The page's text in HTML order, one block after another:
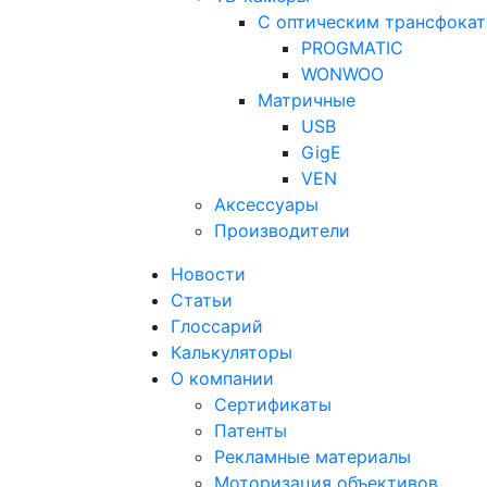
С оптическим
PROGMATIC
WONWOO
Матричные
USB
GigE
VEN
Аксессуары
Производители
Новости
Статьи
Глоссарий
Калькуляторы
О компании
Сертификаты
Патенты
Рекламные материалы
Моторизация объективов